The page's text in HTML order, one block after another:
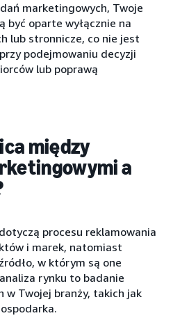
marketingowych, Twoje
być oparte wyłącznie na
lub stronnicze, co nie jest
podejmowaniu decyzji
lub poprawą
między
a
procesu reklamowania
i marek, natomiast
w którym są one
rynku to badanie
w Twojej branży, takich jak